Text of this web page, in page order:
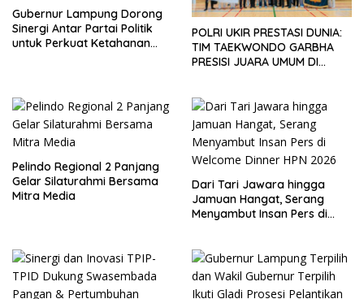
Gubernur Lampung Dorong
Sinergi Antar Partai Politik
untuk Perkuat Ketahanan
POLRI UKIR PRESTASI DUNIA:
TIM TAEKWONDO GARBHA
PRESISI JUARA UMUM DI
Pelindo Regional 2 Panjang
Gelar Silaturahmi Bersama
Mitra Media
Dari Tari Jawara hingga
Jamuan Hangat, Serang
Menyambut Insan Pers di